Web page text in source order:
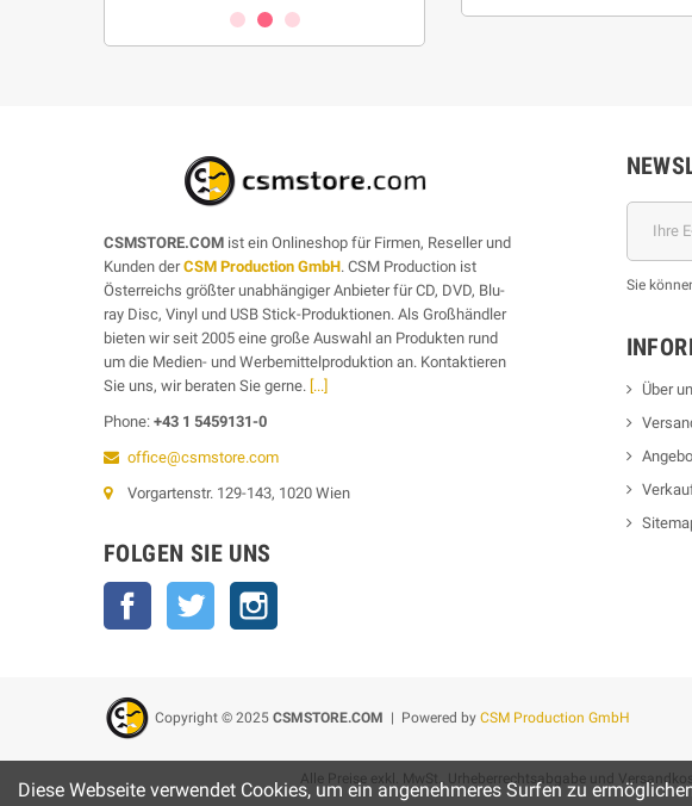
CSMSTORE.COM ist ein Onlineshop für Firmen, Reseller und
Kunden derCSM Production GmbH. CSM Production ist
Österreichs größter unabhängiger Anbieter für CD, DVD, Blu-
ray Disc, Vinyl und USB Stick-Produktionen. Als Großhändler
bieten wir seit 2005 eine große Auswahl an Produkten rund
um die Medien- und Werbemittelproduktion an. Kontaktieren
Sie uns, wir beraten Sie gerne. [...]
Phone: +43 1 5459131-0
office@csmstore.com
Vorgartenstr. 129-143, 1020 Wien
FOLGEN SIE UNS
Facebook Twitter
Sie
Über
Copyright © 2025 CSMSTORE.COM | Powered by CSM Production GmbH
Alle Preise exkl. MwSt., Urheberrechtsabgabe und
Diese Webseite verwendet Cookies, um ein angenehmeres Surfen zu